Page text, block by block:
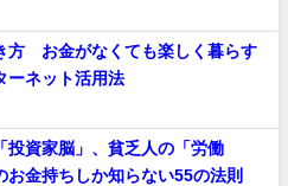
方 お金がなくても楽しく暮らす
ーネット活用法
投資家脳」、貧乏人の「労働
金持ちしか知らない55の法則